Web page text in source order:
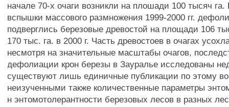
начале 70-х очаги возникли на плошади 100 тысяч
вспышки массового размножения 1999-2000 гг.
подверглись березовые древостой на площади 106
170 тыс. га. в 2000 г. Часть древостоев в очагах
несмотря на значительные масштабы очагов,
дефолиации крон березы в Зауралье исследованы
существуют лишь единичные публикации по этому
неизученными также количественные параметры
н энтомотолерантности березовых лесов в разных